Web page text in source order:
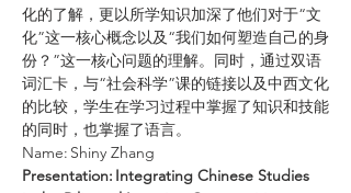
化的了解，更以所学知识加深了他们对于“文
化”这一核心概念以及“我们如何塑造自己的身
份？”这一核心问题的理解。同时，通过双语
词汇卡，与“社会科学”课的链接以及中西文化
的比较，学生在学习过程中掌握了知识和技能
的同时，也掌握了语言。
Name: Shiny Zhang
Presentation: Integrating Chinese Studies